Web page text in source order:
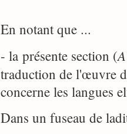
En notant que ...
- la présente section (
traduction de l'œuvre
concerne les langues
Dans un fuseau de